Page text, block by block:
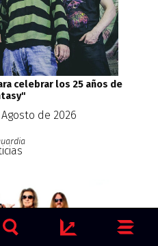
celebrar los 25 años de
de 2026